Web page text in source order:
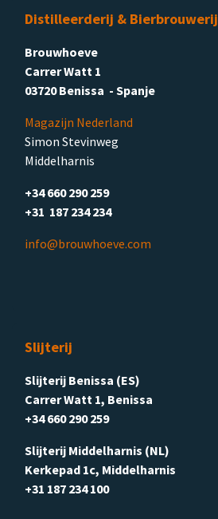
Distilleerderij & Bierbrouwerij
Brouwhoeve
Carrer Watt 1
03720 Benissa - Spanje
Magazijn Nederland
Simon Stevinweg
Middelharnis
+34 660 290 259
+31 187 234 234
info@brouwhoeve.com
Slijterij
Slijterij Benissa (ES)
Carrer Watt 1, Benissa
+34 660 290 259
Slijterij Middelharnis (NL)
Kerkepad 1c, Middelharnis
+31 187 234 100